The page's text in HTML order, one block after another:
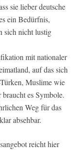
sie lieber deutsche
ein Bedürfnis,
sich nicht lustig
mit nationaler
auf das sich
Muslime wie
es Symbole.
Weg für das
absehbar.
reicht hier